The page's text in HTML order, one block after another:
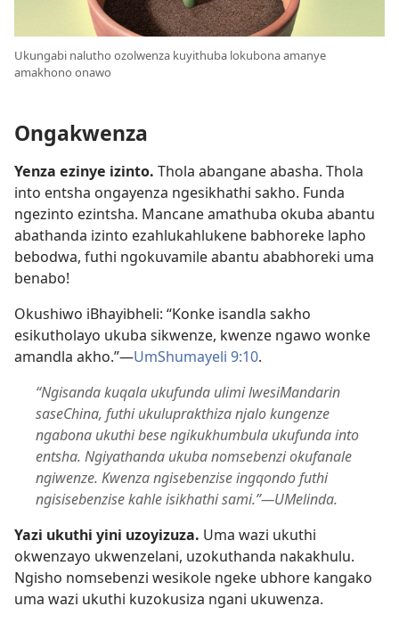
Ukungabi nalutho ozolwenza kuyithuba lokubona amanye
amakhono onawo
Ongakwenza
Yenza ezinye izinto. Thola abangane abasha. Thola
into entsha ongayenza ngesikhathi sakho. Funda
ngezinto ezintsha. Mancane amathuba okuba abantu
abathanda izinto ezahlukahlukene babhoreke lapho
bebodwa, futhi ngokuvamile abantu ababhoreki uma
benabo!
Okushiwo iBhayibheli: “Konke isandla sakho
esikutholayo ukuba sikwenze, kwenze ngawo wonke
amandla akho.”​—UmShumayeli 9:10.
“Ngisanda kuqala ukufunda ulimi lwesiMandarin
saseChina, futhi ukuluprakthiza njalo kungenze
ngabona ukuthi bese ngikukhumbula ukufunda into
entsha. Ngiyathanda ukuba nomsebenzi okufanale
ngiwenze. Kwenza ngisebenzise ingqondo futhi
ngisisebenzise kahle isikhathi sami.”​—UMelinda.
Yazi ukuthi yini uzoyizuza. Uma wazi ukuthi
okwenzayo ukwenzelani, uzokuthanda nakakhulu.
Ngisho nomsebenzi wesikole ngeke ubhore kangako
uma wazi ukuthi kuzokusiza ngani ukuwenza.